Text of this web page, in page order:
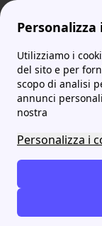
Utilizziamo i
del sito e per
scopo di analisi
annunci
nostra
Personalizza i
ProntoBolletta
Gaxa
Offerte,
Numero
[intro]Gaxa
per i clienti